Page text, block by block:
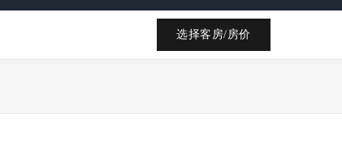
选择客房/房价